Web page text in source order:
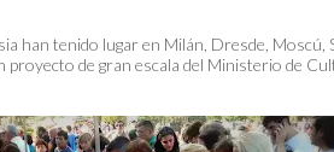
han tenido lugar en Milán, Dresde, Moscú,
proyecto de gran escala del Ministerio de